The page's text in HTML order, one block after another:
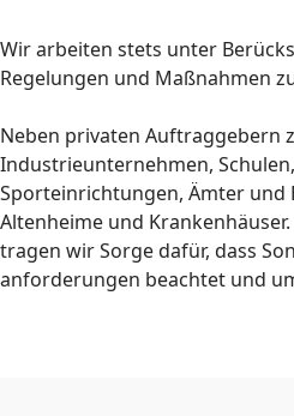
Wir arbeiten stets unter
Regelungen und Maßnahmen
Neben privaten Auftraggebern
Industrieunternehmen,
Sporteinrichtungen, Ämter und
Altenheime und
tragen wir Sorge dafür, dass
anforderungen beachtet und